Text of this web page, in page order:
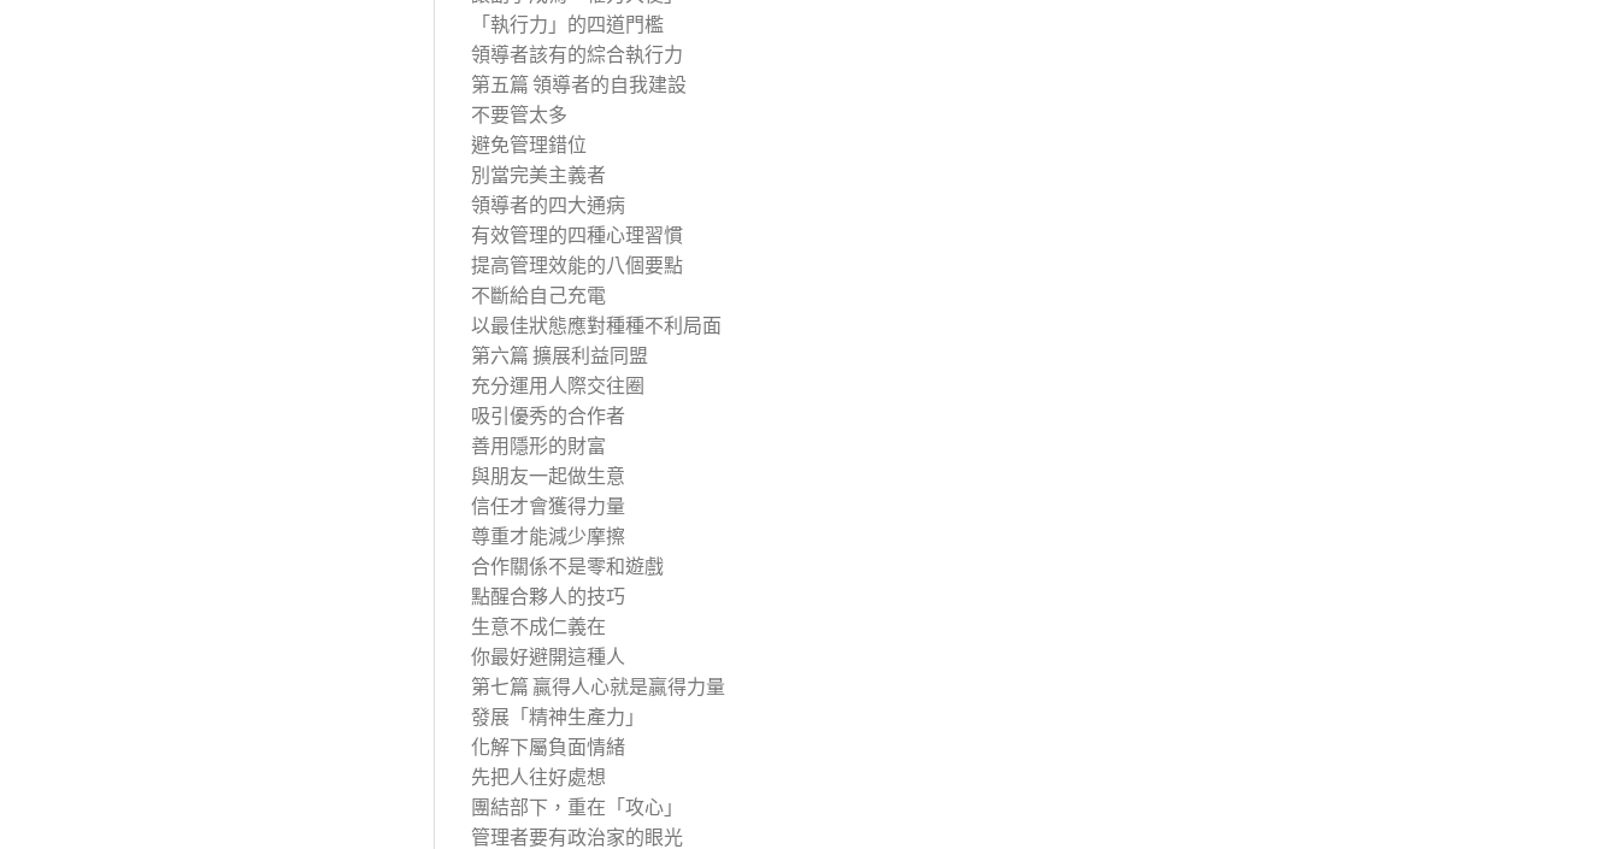
「執行力」的四道門檻
領導者該有的綜合執行力
第五篇 領導者的自我建設
不要管太多
避免管理錯位
別當完美主義者
領導者的四大通病
有效管理的四種心理習慣
提高管理效能的八個要點
不斷給自己充電
以最佳狀態應對種種不利局面
第六篇 擴展利益同盟
充分運用人際交往圈
吸引優秀的合作者
善用隱形的財富
與朋友一起做生意
信任才會獲得力量
尊重才能減少摩擦
合作關係不是零和遊戲
點醒合夥人的技巧
生意不成仁義在
你最好避開這種人
第七篇 贏得人心就是贏得力量
發展「精神生產力」
化解下屬負面情緒
先把人往好處想
團結部下，重在「攻心」
管理者要有政治家的眼光